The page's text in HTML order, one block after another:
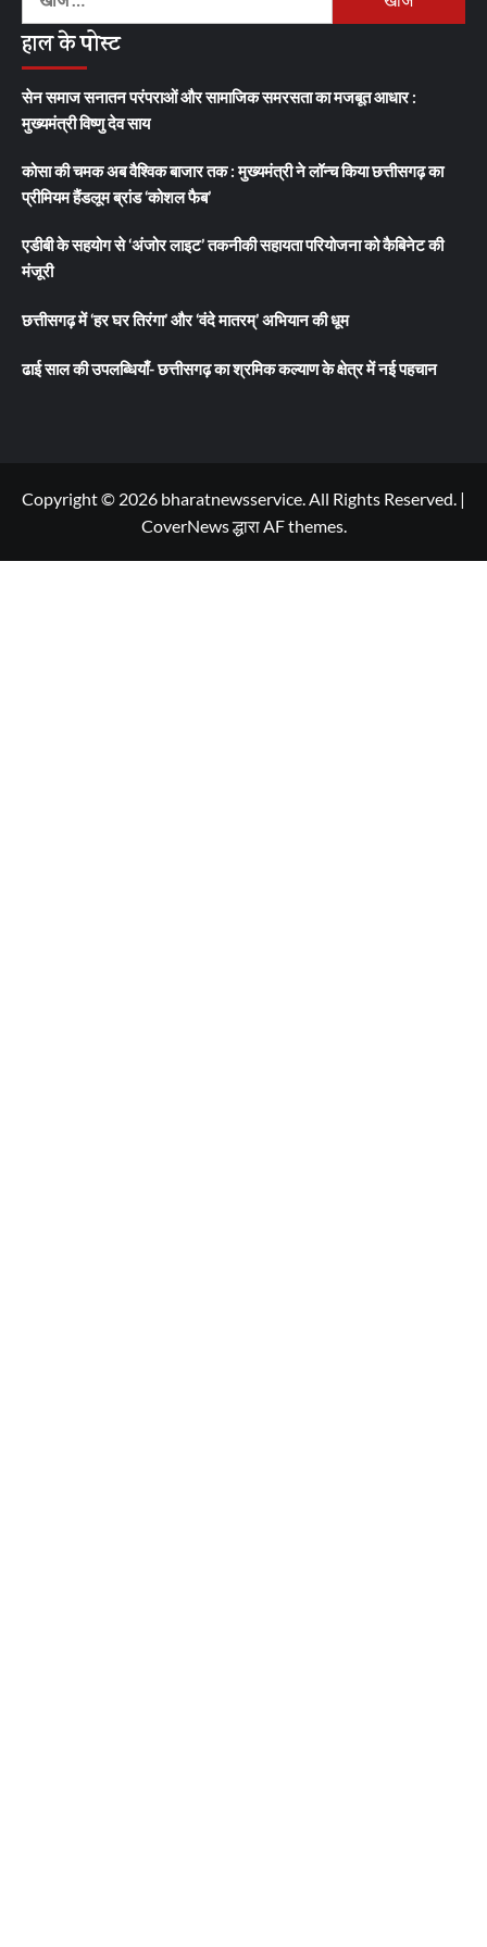
खोजें:
हाल के पोस्ट
सेन समाज सनातन परंपराओं और सामाजिक समरसता का मजबूत आधार :
मुख्यमंत्री विष्णु देव साय
कोसा की चमक अब वैश्विक बाजार तक : मुख्यमंत्री ने लॉन्च किया छत्तीसगढ़ का
प्रीमियम हैंडलूम ब्रांड ‘कोशल फैब’
एडीबी के सहयोग से ‘अंजोर लाइट’ तकनीकी सहायता परियोजना को कैबिनेट की
मंजूरी
छत्तीसगढ़ में ‘हर घर तिरंगा’ और ‘वंदे मातरम्’ अभियान की धूम
ढाई साल की उपलब्धियाँ- छत्तीसगढ़ का श्रमिक कल्याण के क्षेत्र में नई पहचान
Copyright © 2026 bharatnewsservice. All Rights Reserved. |
CoverNewsद्धारा AF themes.